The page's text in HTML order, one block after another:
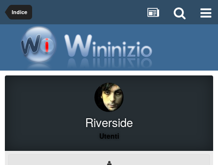
Indice
Riverside
Utenti